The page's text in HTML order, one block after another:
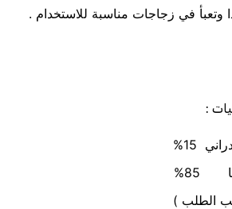
وتعبأ في زجاجات مناسبة للاستخدام .
:
15%
85%
الطلب )